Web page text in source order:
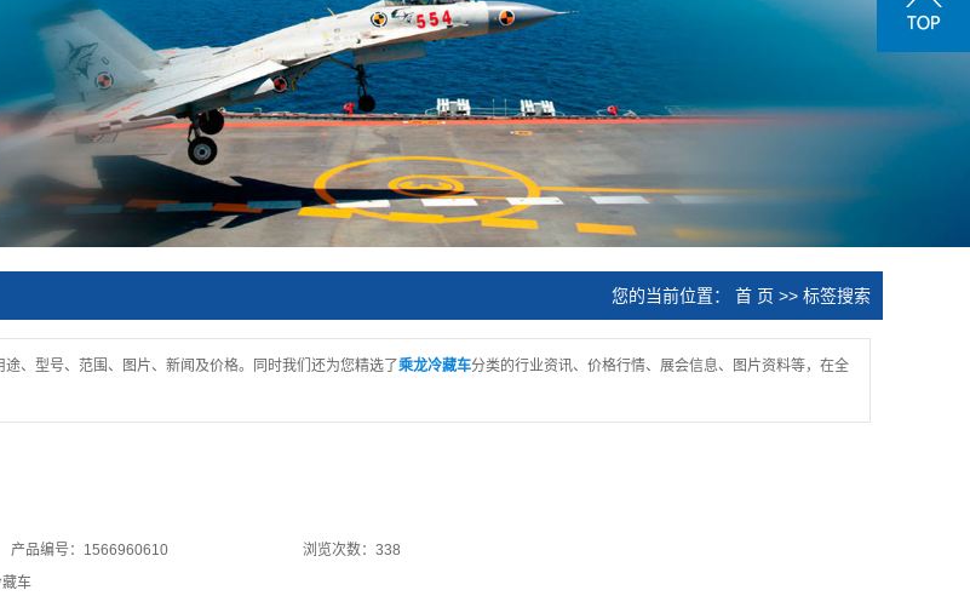
您的当前位置： 首 页 >> 标签搜索
途、型号、范围、图片、新闻及价格。同时我们还为您精选了乘龙冷藏车分类的行业资讯、价格行情、展会信息、图片资料等，在全
产品编号：1566960610
浏览次数：338
藏车